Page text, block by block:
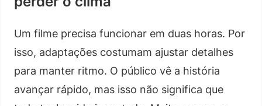
Um filme precisa funcionar em duas horas. Por
isso, adaptações costumam ajustar detalhes
para manter ritmo. O público vê a história
avançar rápido, mas isso não significa que